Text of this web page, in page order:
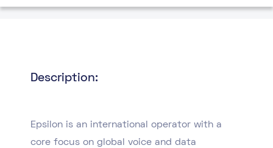
Description:
Epsilon is an international operator with a
core focus on global voice and data